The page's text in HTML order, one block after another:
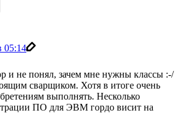
05:14
и не понял, зачем мне нужны классы :-/
сварщиком. Хотя в итоге очень
выполнять. Несколько
ПО для ЭВМ гордо висит на